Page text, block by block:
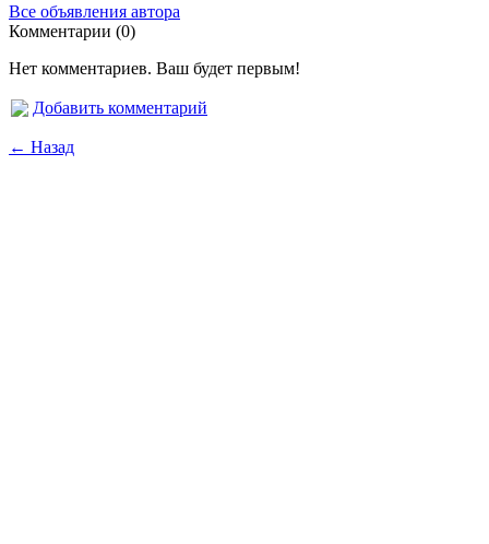
Все объявления автора
Комментарии (0)
Нет комментариев. Ваш будет первым!
Добавить комментарий
← Назад